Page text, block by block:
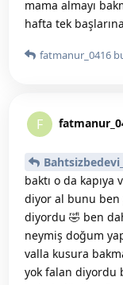
mama almayı
hafta tek
fatmanur_0416
F
Bahtsizbedevi_
baktı o da kapıya
diyor al bunu ben
diyordu 🤣 ben
neymiş doğum
valla kusura
yok falan diyordu